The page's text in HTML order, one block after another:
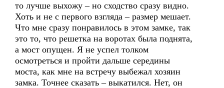
то лучше выхожу – но сходство сразу видно.
Хоть и не с первого взгляда – размер мешает.
Что мне сразу понравилось в этом замке, так
это то, что решетка на воротах была поднята,
а мост опущен. Я не успел толком
осмотреться и пройти дальше середины
моста, как мне на встречу выбежал хозяин
замка. Точнее сказать – выкатился. Нет, он